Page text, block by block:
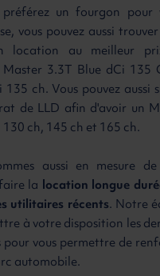
un fourgon pour
vous pouvez aussi
location au meilleur
3.3T Blue dCi 135
135 ch. Vous pouvez aussi
de LLD afin d'avoir un
ch, 145 ch et 165 ch.
aussi en mesure
la location longue
utilitaires récents. Notre
à votre disposition les
pour vous permettre de
automobile.